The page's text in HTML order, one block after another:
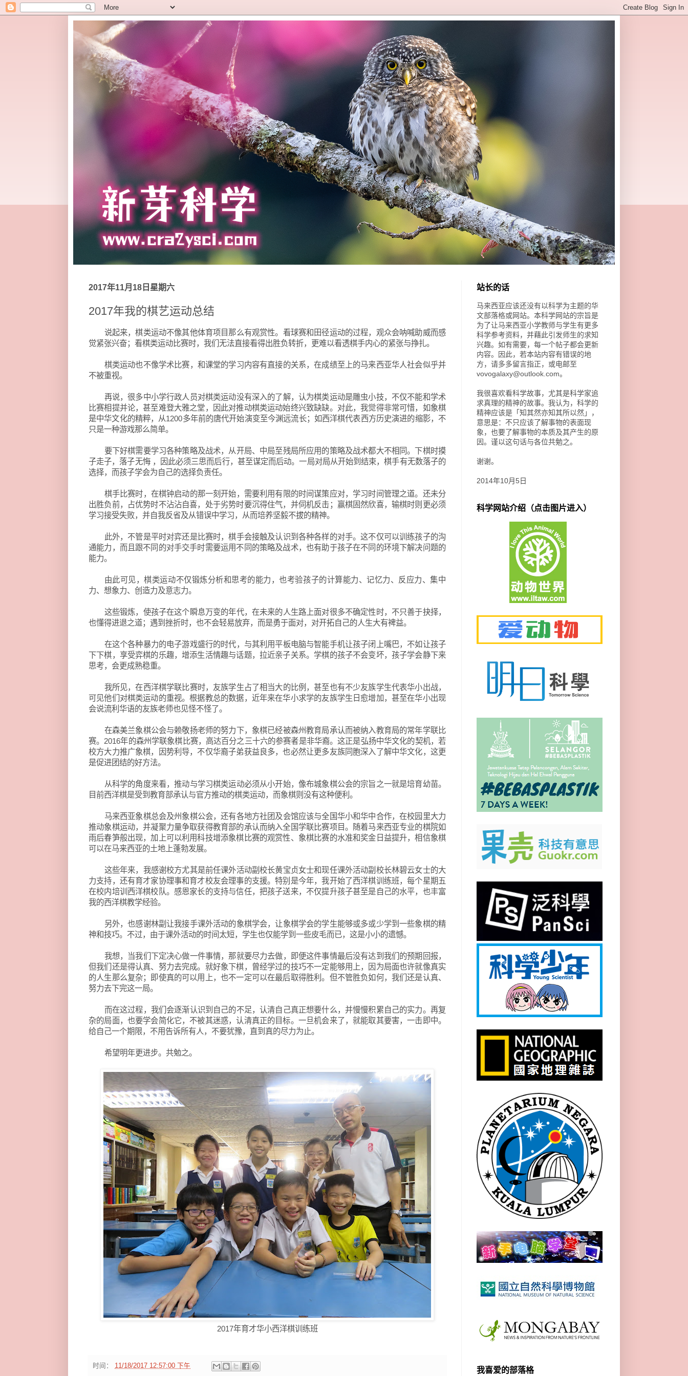
2017年11月18日星期六
2017年我的棋艺运动总结
说起来，棋类运动不像其他体育项目那么有观赏性。看球赛和田径运动的过程，观众会呐喊助威而感
觉紧张兴奋；看棋类运动比赛时，我们无法直接看得出胜负转折，更难以看透棋手内心的紧张与挣扎。
棋类运动也不像学术比赛，和课堂的学习内容有直接的关系，在成绩至上的马来西亚华人社会似乎并
不被重视。
再说，很多中小学行政人员对棋类运动没有深入的了解，认为棋类运动是雕虫小技，不仅不能和学术
比赛相提并论，甚至难登大雅之堂，因此对推动棋类运动始终兴致缺缺。对此，我觉得非常可惜，如象棋
是中华文化的精粹，从1200多年前的唐代开始演变至今渊远流长；如西洋棋代表西方历史演进的缩影，不
只是一种游戏那么简单。
要下好棋需要学习各种策略及战术，从开局、中局至残局所应用的策略及战术都大不相同。下棋时摸
子走子，落子无悔 ，因此必须三思而后行，甚至谋定而后动。一局对局从开始到结束，棋手有无数落子的
选择，而孩子学会为自己的选择负责任。
棋手比赛时，在棋钟启动的那一刻开始，需要利用有限的时间谋策应对，学习时间管理之道。还未分
出胜负前，占优势时不沾沾自喜，处于劣势时要沉得住气，并伺机反击；赢棋固然欣喜，输棋时则更必须
学习接受失败，并自我反省及从错误中学习，从而培养坚毅不拔的精神。
此外，不管是平时对弈还是比赛时，棋手会接触及认识到各种各样的对手。这不仅可以训练孩子的沟
通能力，而且跟不同的对手交手时需要运用不同的策略及战术，也有助于孩子在不同的环境下解决问题的
能力。
由此可见，棋类运动不仅锻炼分析和思考的能力，也考验孩子的计算能力、记忆力、反应力、集中
力、想象力、创造力及意志力。
这些锻炼，使孩子在这个瞬息万变的年代，在未来的人生路上面对很多不确定性时，不只善于抉择，
也懂得进退之道；遇到挫折时，也不会轻易放弃，而是勇于面对，对开拓自己的人生大有裨益。
在这个各种暴力的电子游戏盛行的时代，与其利用平板电脑与智能手机让孩子闭上嘴巴，不如让孩子
下下棋，享受弈棋的乐趣，增添生活情趣与话题，拉近亲子关系。学棋的孩子不会变坏，孩子学会静下来
思考，会更成熟稳重。
我所见，在西洋棋学联比赛时，友族学生占了相当大的比例，甚至也有不少友族学生代表华小出战，
可见他们对棋类运动的重视。根据教总的数据，近年来在华小求学的友族学生日愈增加，甚至在华小出现
会说流利华语的友族老师也见怪不怪了。
在森美兰象棋公会与赖敬扬老师的努力下，象棋已经被森州教育局承认而被纳入教育局的常年学联比
赛。2016年的森州学联象棋比赛，高达百分之三十六的参赛者是非华裔。这正是弘扬中华文化的契机，若
校方大力推广象棋，因势利导，不仅华裔子弟获益良多，也必然让更多友族同胞深入了解中华文化，这更
是促进团结的好方法。
从科学的角度来看，推动与学习棋类运动必须从小开始，像布城象棋公会的宗旨之一就是培育幼苗。
目前西洋棋是受到教育部承认与官方推动的棋类运动，而象棋则没有这种便利。
马来西亚象棋总会及州象棋公会，还有各地方社团及会馆应该与全国华小和华中合作，在校园里大力
推动象棋运动，并凝聚力量争取获得教育部的承认而纳入全国学联比赛项目。随着马来西亚专业的棋院如
雨后春笋般出现，加上可以利用科技增添象棋比赛的观赏性、象棋比赛的水准和奖金日益提升，相信象棋
可以在马来西亚的土地上蓬勃发展。
这些年来，我感谢校方尤其是前任课外活动副校长黄宝贞女士和现任课外活动副校长林碧云女士的大
力支持，还有育才家协理事和育才校友会理事的支援。特别是今年，我开始了西洋棋训练班，每个星期五
在校内培训西洋棋校队。感恩家长的支持与信任，把孩子送来，不仅提升孩子甚至是自己的水平，也丰富
我的西洋棋教学经验。
另外，也感谢林副让我接手课外活动的象棋学会，让象棋学会的学生能够或多或少学到一些象棋的精
神和技巧。不过，由于课外活动的时间太短，学生也仅能学到一些皮毛而已，这是小小的遗憾。
我想，当我们下定决心做一件事情，那就要尽力去做，即便这件事情最后没有达到我们的预期回报，
但我们还是得认真、努力去完成。就好象下棋，曾经学过的技巧不一定能够用上，因为局面也许就像真实
的人生那么复杂；即使真的可以用上，也不一定可以在最后取得胜利。但不管胜负如何，我们还是认真、
努力去下完这一局。
而在这过程，我们会逐渐认识到自己的不足，认清自己真正想要什么，并慢慢积累自己的实力。再复
杂的局面，也要学会简化它，不被其迷惑，认清真正的目标。 一旦机会来了，就能取其要害，一击即中。
给自己一个期限，不用告诉所有人，不要犹豫，直到真的尽力为止。
希望明年更进步。共勉之。
2017年育才华小西洋棋训练班
时间： 11/18/2017 12:57:00 下午
站长的话
马来西亚应该还没有以科学为主题的华
文部落格或网站。本科学网站的宗旨是
为了让马来西亚小学教师与学生有更多
科学参考资料，并藉此引发师生的求知
兴趣。如有需要，每一个帖子都会更新
内容。因此，若本站内容有错误的地
方，请多多留言指正，或电邮至
vovogalaxy@outlook.com。
我很喜欢看科学故事，尤其是科学家追
求真理的精神的故事。我认为，科学的
精神应该是「知其然亦知其所以然」，
意思是：不只应该了解事物的表面现
象，也要了解事物的本质及其产生的原
因。谨以这句话与各位共勉之。
谢谢。
2014年10月5日
科学网站介绍（点击图片进入）
我喜爱的部落格